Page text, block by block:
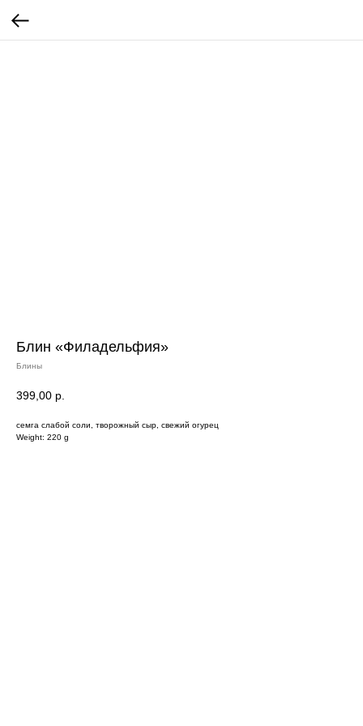
Блин «Филадельфия»
Блины
399,00 р.
семга слабой соли, творожный сыр, свежий огурец
Weight: 220 g